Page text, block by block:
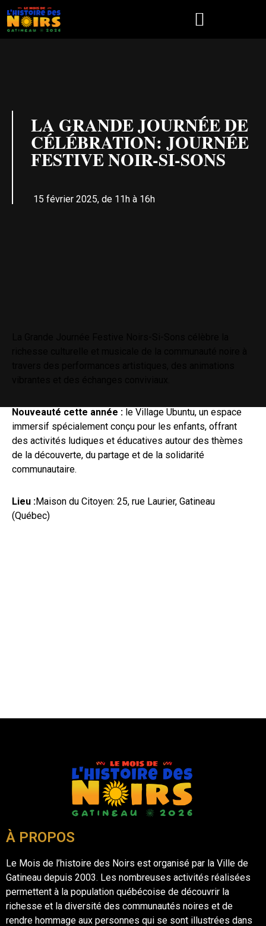
LA GRANDE JOURNÉE DE
CÉLÉBRATION: JOURNÉE
FESTIVE NOIR-SI-SONS
15 février 2025, de 11h à 16h
Nouveauté cette année : le Village Ubuntu, un espace
immersif spécialement conçu pour les enfants, offrant
des activités ludiques et éducatives autour des thèmes
de la découverte, du partage et de la solidarité
communautaire.
Lieu :Maison du Citoyen: 25, rue Laurier, Gatineau
(Québec)
À PROPOS
Le Mois de l’histoire des Noirs est organisé par la Ville de
Gatineau depuis 2003. Les nombreuses activités réalisées
permettent à la population québécoise de découvrir la
richesse et la diversité des communautés noires et de
rendre hommage aux personnes qui se sont illustrées dans